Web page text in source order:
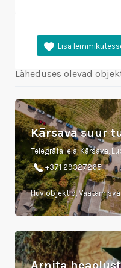
Läheduses olevad
Kārsava suur
Telegrāfa iela, Kārsava,
+371 29327265
Huviobjektid,
Arnita